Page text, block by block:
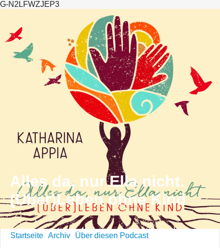
G-N2LFWZJEP3
Alles da, nur Ella nicht.
(Über)Leben ohne Kind
Startseite Archiv Über diesen Podcast